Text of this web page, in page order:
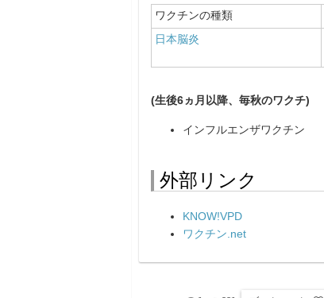
ワクチンの種類
日本脳炎
(生後6ヵ月以降、毎秋のワクチ)
インフルエンザワクチン
外部リンク
KNOW!VPD
ワクチン.net